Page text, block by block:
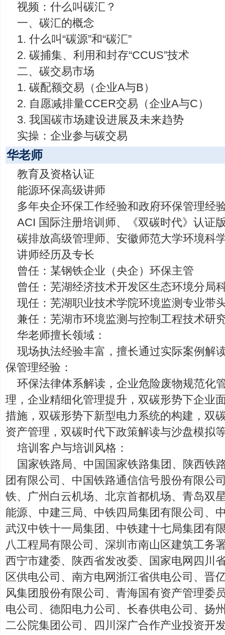
视频：什么叫碳汇？
一、碳汇的概念
1. 什么叫“碳源”和“碳汇”
2. 碳捕集、利用和封存“CCUS”技术
二、碳交易市场
1. 碳配额交易（企业A与B）
2. 自愿减排量CCER交易（企业A与C）
3. 我国碳市场建设进展及未来趋势
实操：企业参与碳交易
华老师
教育及资格认证
能源环保高级讲师
多年央企环保工作经验和政府环保管理经
ACI 国际注册培训师、《双碳时代》认证
碳排放高级管理师、安徽师范大学环境科
讲师经历及专长
曾任：某钢铁企业（央企）环保主管
曾任：芜湖经济技术开发区生态环境分局
现任：芜湖职业技术学院环境监测专业带
兼任：芜湖市环境监测与控制工程技术研
华老师擅长领域：
现场执法经验丰富，擅长通过实际案例解
保管理经验：
环保法律体系解读，企业危险废物规范化
理，企业精细化管理提升，双碳形势下企业
措施，双碳形势下新型电力系统的构建，双
资产管理，双碳时代下政策解读与沙盘模拟
培训客户与培训风格：
国家铁路局、中国国家铁路集团、陕西铁
团有限公司、中国铁路通信信号股份有限公
铁、广州白云机场、北京首都机场、青岛双
能源、中建三局、中铁四局集团有限公司、
武汉中铁十一局集团、中铁建十七局集团有
八工程局有限公司、深圳市南山区建筑工务
西宁市建委、陕西省发改委、国家电网四川
区供电公司、南方电网浙江省供电公司、晋
风集团股份有限公司、青海国有资产管理委
电公司、德阳电力公司、长春供电公司、扬
二公院集团公司、四川深广合作产业投资开